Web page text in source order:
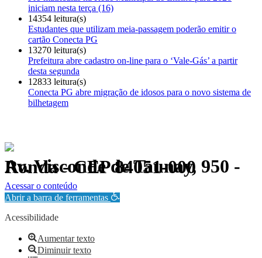
iniciam nesta terça (16)
14354 leitura(s)
Estudantes que utilizam meia-passagem poderão emitir o
cartão Conecta PG
13270 leitura(s)
Prefeitura abre cadastro on-line para o ‘Vale-Gás’ a partir
desta segunda
12833 leitura(s)
Conecta PG abre migração de idosos para o novo sistema de
bilhetagem
Av. Visconde de Taunay, 950 - Ronda - CEP 84051-000
Política de Privacidade.
Acessar o conteúdo
Abrir a barra de ferramentas
Acessibilidade
Aumentar texto
Diminuir texto